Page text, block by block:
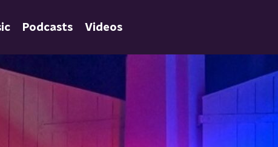
Podcasts Videos